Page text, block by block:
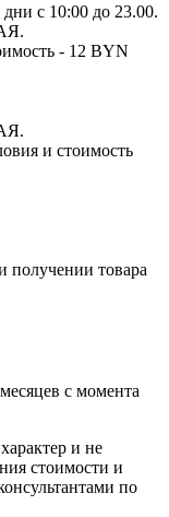
дни с 10:00 до 23.00.
- 12 BYN
и стоимость
получении товара
с момента
и не
стоимости и
по